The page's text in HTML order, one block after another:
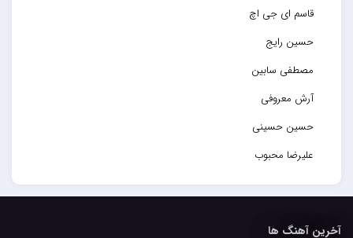
قاسم ای جی اچ
حسین رایج
مصطفی سابین
آرش معروفی
حسین حسینی
علیرضا محبوب
حسین حصارکی
آخرین آهنگ ها